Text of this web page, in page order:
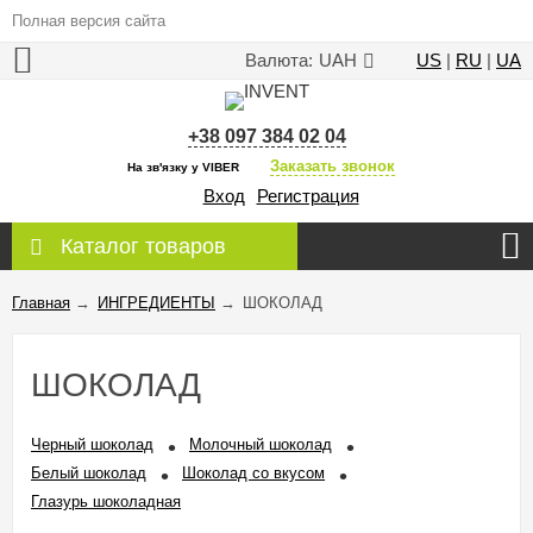
Полная версия сайта
Валюта: UAH US | RU | UA
+38 097 384 02 04
На зв'язку у VIBER Заказать звонок
Вход Регистрация
Каталог товаров
Главная → ИНГРЕДИЕНТЫ → ШОКОЛАД
ШОКОЛАД
Черный шоколад
Молочный шоколад
Белый шоколад
Шоколад со вкусом
Глазурь шоколадная